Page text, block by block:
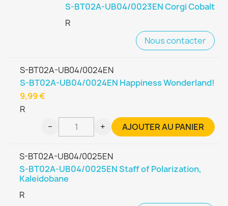
S-BT02A-UB04/0023EN Corgi Cobalt
R
Nous contacter
S-BT02A-UB04/0024EN
S-BT02A-UB04/0024EN Happiness Wonderland!
R
9,99 €
− + AJOUTER AU PANIER
S-BT02A-UB04/0025EN
S-BT02A-UB04/0025EN Staff of Polarization,
Kaleidobane
R